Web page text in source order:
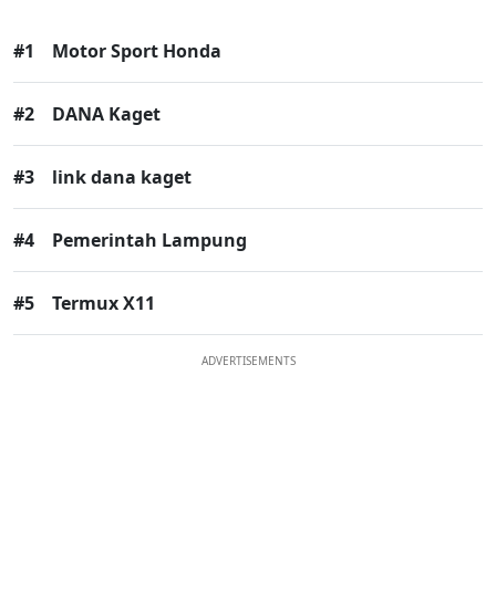
#1 Motor Sport Honda
#2 DANA Kaget
#3 link dana kaget
#4 Pemerintah Lampung
#5 Termux X11
ADVERTISEMENTS